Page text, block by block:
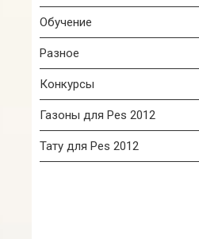
Обучение
Разное
Конкурсы
Газоны для Pes 2012
Тату для Pes 2012